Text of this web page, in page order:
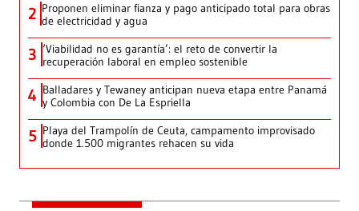
2 Proponen eliminar fianza y pago anticipado total para obras
de electricidad y agua
3 ‘Viabilidad no es garantía’: el reto de convertir la
recuperación laboral en empleo sostenible
4 Balladares y Tewaney anticipan nueva etapa entre Panamá
y Colombia con De La Espriella
5 Playa del Trampolín de Ceuta, campamento improvisado
donde 1.500 migrantes rehacen su vida